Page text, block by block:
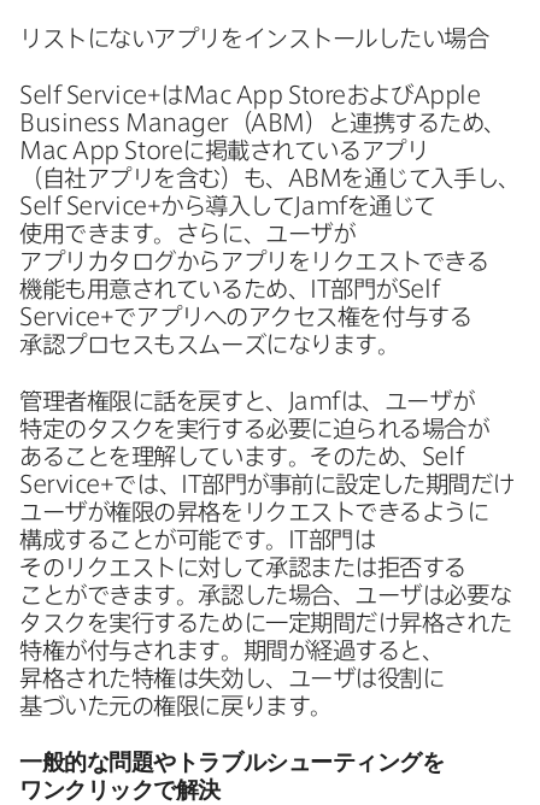
リストに​ない​アプリを​インストールしたい​場合
Self Service+はMac App StoreおよびApple
Business Manager（ABM ）と​連携する​ため、
Mac App Storeに​掲載されている​アプリ​
（自社アプリを​含む）も、 ABMを​通じて​入手し、
Self Service+から​導入して Jamfを​通じて​
使用できます。​さらに、​ユーザが​
アプリカタログから​アプリを​リクエストできる​
機能も​用意されている​ため、
IT部門がSelf
Service+で​アプリへの​アクセス権を​付与する​
承認プロセスも​スムーズに​なります。
管理者権限に​話を​戻すと、 Jamfは、​ユーザが​
特定の​タスクを​実行する​必要に​迫られる​場合が​
ある​ことを​理解しています。​その​ため、 Self
Service+では、 IT部門が​事前に​設定した​期間だけ​
ユーザが​権限の​昇格を​リクエストできるように​
構成する​ことが​可能です。
IT部門は​
そのリクエストに​対して​承認または​拒否する​
ことができます。​承認した​場合、​ユーザは​必要な​
タスクを​実行する​ために​一定期間だけ​昇格された​
特権が​付与されます。​期間が​経過すると、​
昇格された​特権は​失効し、​ユーザは​役割に​
基づいた​元の​権限に​戻ります。
一般的な​問題や​トラブルシューティングを​
ワンクリックで​解決